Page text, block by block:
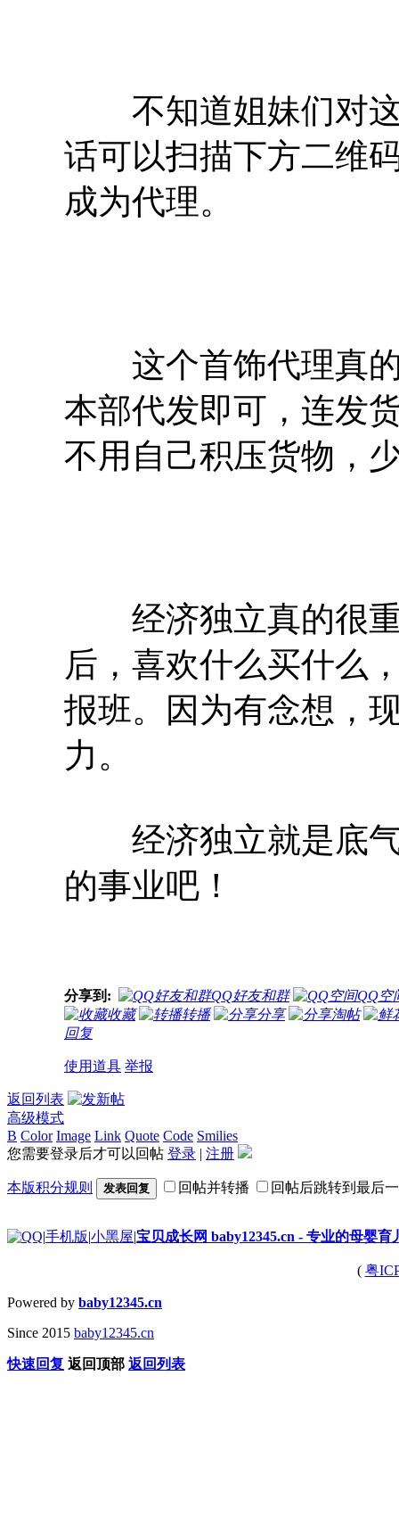
不知道姐妹们对这
话可以扫描下方二维
成为代理。
这个首饰代理真的
本部代发即可，连发
不用自己积压货物，
经济独立真的很重
后，喜欢什么买什么
报班。因为有念想，
力。
经济独立就是底气
的事业吧！
分享到: QQ好友和群
QQ空
收藏
转播 分享
淘帖
回复
使用道具 举报
返回列表
高级模式
B Color Image Link Quote Code Smilies
您需要登录后才可以回帖 登录 | 注册
本版积分规则 发表回复 回帖并转播 回帖后跳转到最后
|手机版|小黑屋|宝贝成长网 baby12345.cn - 专业的母婴育
( 粤
Powered by baby12345.cn
Since 2015 baby12345.cn
快速回复 返回顶部 返回列表